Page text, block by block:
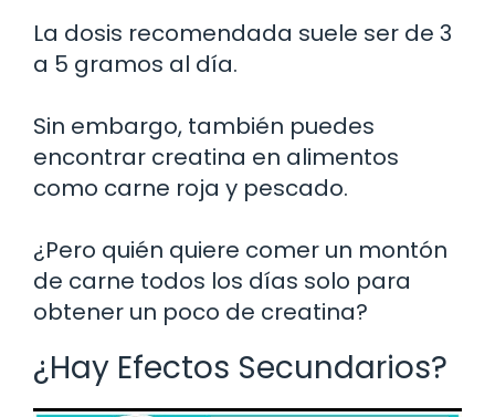
La dosis recomendada suele ser de 3
a 5 gramos al día.
Sin embargo, también puedes
encontrar creatina en alimentos
como carne roja y pescado.
¿Pero quién quiere comer un montón
de carne todos los días solo para
obtener un poco de creatina?
¿Hay Efectos Secundarios?